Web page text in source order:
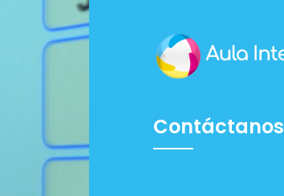
Contáctanos